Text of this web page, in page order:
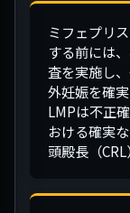
ミフェプリ
する前には
査を実施し
外妊娠を確
LMPは不正
おける確実
頭殿長（